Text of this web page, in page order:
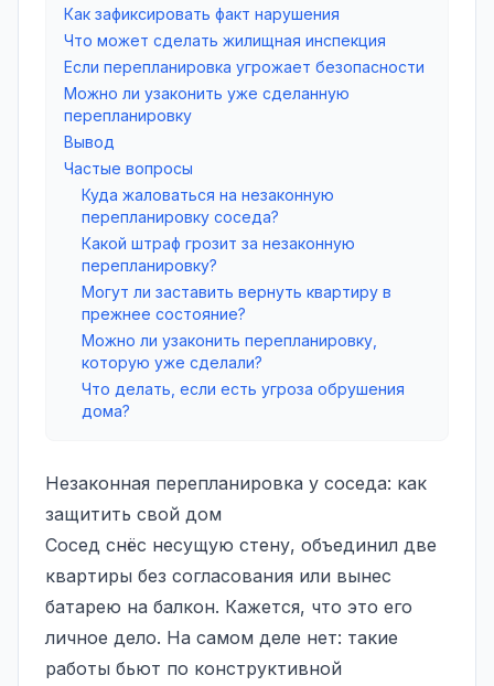
Как зафиксировать факт нарушения
Что может сделать жилищная инспекция
Если перепланировка угрожает безопасности
Можно ли узаконить уже сделанную
перепланировку
Вывод
Частые вопросы
Куда жаловаться на незаконную
перепланировку соседа?
Какой штраф грозит за незаконную
перепланировку?
Могут ли заставить вернуть квартиру в
прежнее состояние?
Можно ли узаконить перепланировку,
которую уже сделали?
Что делать, если есть угроза обрушения
дома?
Незаконная перепланировка у соседа: как
защитить свой дом
Сосед снёс несущую стену, объединил две
квартиры без согласования или вынес
батарею на балкон. Кажется, что это его
личное дело. На самом деле нет: такие
работы бьют по конструктивной